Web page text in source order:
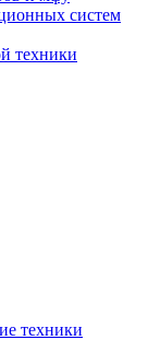
систем
техники
техники